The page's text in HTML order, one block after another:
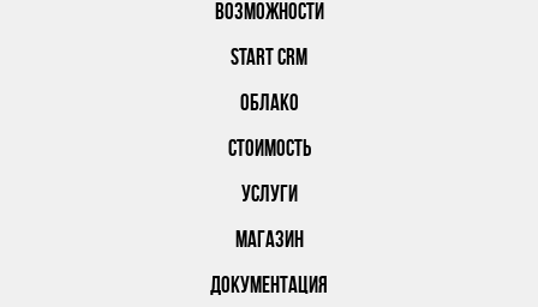
ВОЗМОЖНОСТИ
START CRM
ОБЛАКО
СТОИМОСТЬ
УСЛУГИ
МАГАЗИН
ДОКУМЕНТАЦИЯ